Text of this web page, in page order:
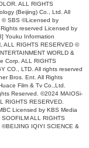
ALL RIGHTS
(Beijing) Co., Ltd. All
© SBS ©Licensed by
reserved Licensed by
Youku Information
ALL RIGHTS RESERVED ©
WORLD &
Corp. ALL RIGHTS
CO., LTD. All rights reserved
Bros. Ent. All Rights
Film & Tv Co.,Ltd.
Reserved. ©2024 MAIOSi-
RIGHTS RESERVED.
Licensed by KBS Media
ALL RIGHTS
©BEIJING IQIYI SCIENCE &